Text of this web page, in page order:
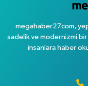
megahaber27com,
sadelik ve modernizmi
insanlara haber